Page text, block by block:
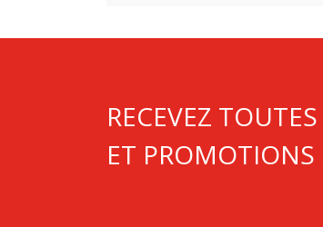
RECEVEZ
ET PROMOTIONS